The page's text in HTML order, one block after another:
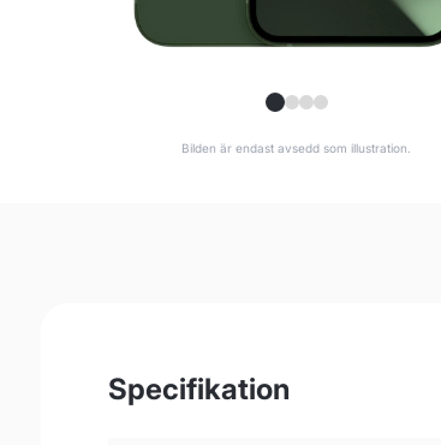
Bilden är endast avsedd som illustration.
Specifikation